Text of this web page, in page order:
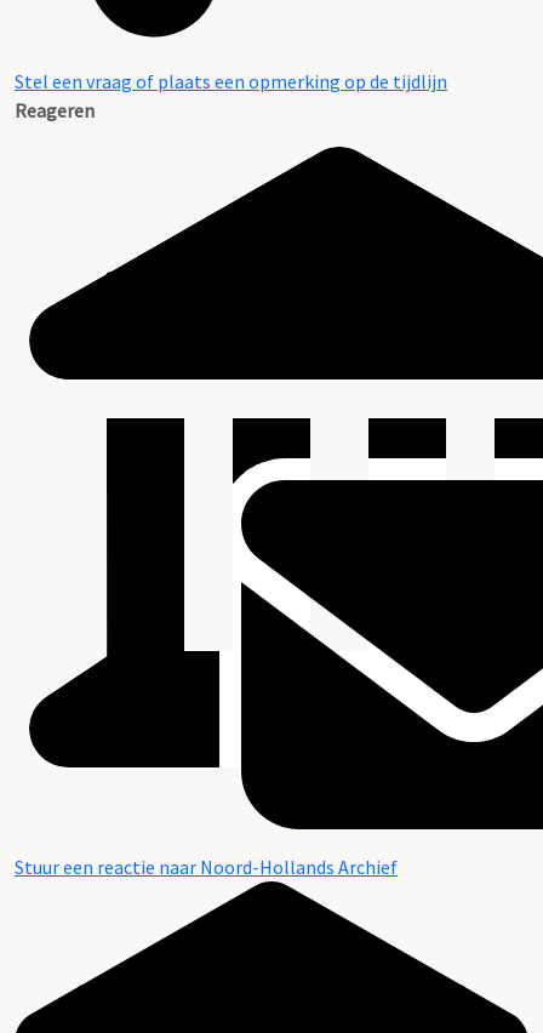
Stel een vraag of plaats een opmerking op de tijdlijn
Reageren
Stuur een reactie naar Noord-Hollands Archief